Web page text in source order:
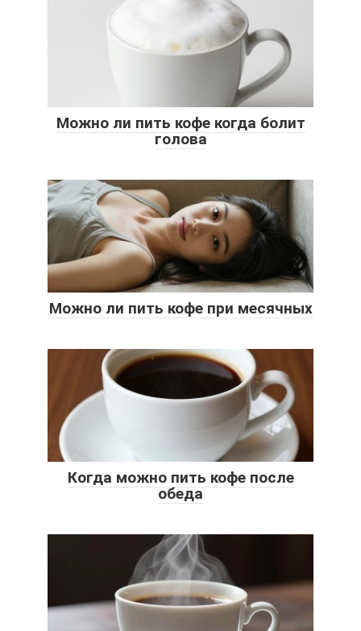
Можно ли пить кофе когда болит
голова
Можно ли пить кофе при месячных
Когда можно пить кофе после
обеда